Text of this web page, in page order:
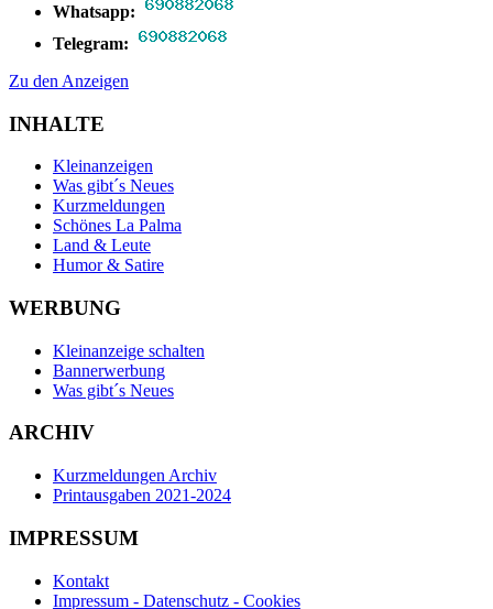
Whatsapp:
Telegram:
Zu den Anzeigen
INHALTE
Kleinanzeigen
Was gibt´s Neues
Kurzmeldungen
Schönes La Palma
Land & Leute
Humor & Satire
WERBUNG
Kleinanzeige schalten
Bannerwerbung
Was gibt´s Neues
ARCHIV
Kurzmeldungen Archiv
Printausgaben 2021-2024
IMPRESSUM
Kontakt
Impressum - Datenschutz - Cookies